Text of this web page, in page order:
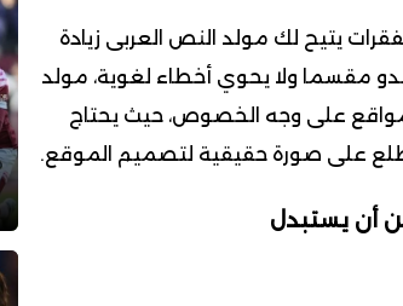
يتيح لك مولد النص العربى زيادة
مقسما ولا يحوي أخطاء لغوية، مولد
على وجه الخصوص، حيث يحتاج
على صورة حقيقية لتصميم الموقع.
أن يستبدل